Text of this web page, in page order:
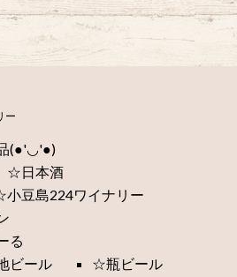
ー
(●'◡'●)
☆日本酒
豆島224ワイナリー
る
ビール
☆瓶ビール